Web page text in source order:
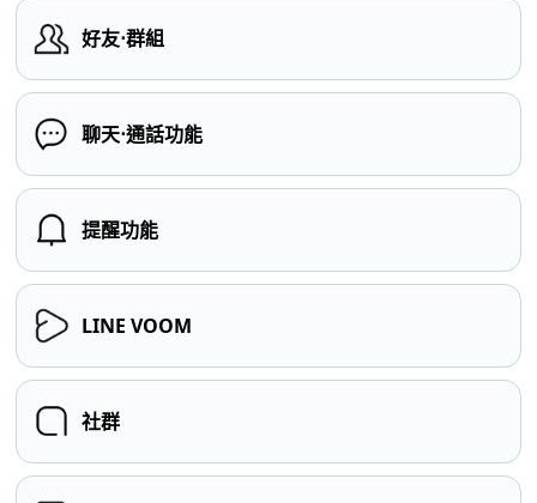
好友⋅群組
聊天⋅通話功能
提醒功能
LINE VOOM
社群